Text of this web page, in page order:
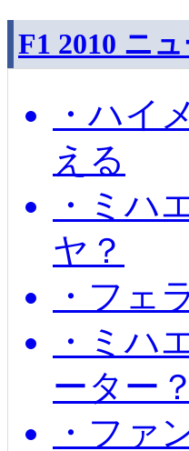
F1 2010 ニ
・ハイ
える
・ミハ
ヤ？
・フェ
・ミハ
ーター？
・ファ